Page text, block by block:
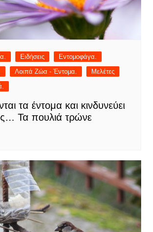
Ειδήσεις
Εντομοφάγα.
Λοιπά Ζώα - Έντομα.
Μελέτες
τα έντομα και κινδυνεύει
Τα πουλιά τρώνε